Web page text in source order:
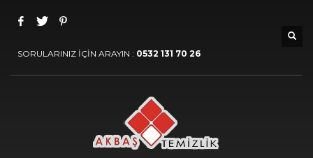
SORULARINIZ İÇİN ARAYIN : 0532 131 70 26